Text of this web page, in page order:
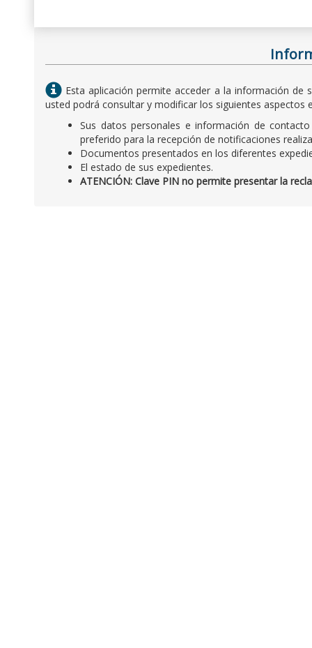
Esta aplicación permite acceder a la información de
usted podrá consultar y modificar los siguientes aspectos
Sus datos personales e información de
preferido para la recepción de notificaciones
Documentos presentados en los diferentes
El estado de sus expedientes.
ATENCIÓN: Clave PIN no permite presentar la